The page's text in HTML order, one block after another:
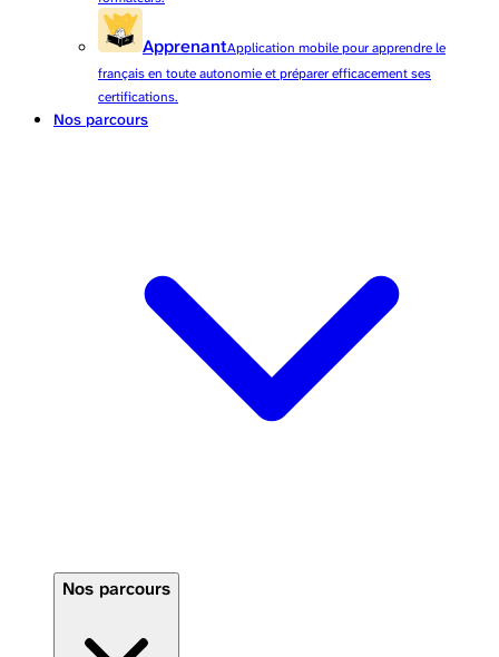
ApprenantApplication mobile pour apprendre le
français en toute autonomie et préparer efficacement ses
certifications.
Nos parcours
Nos parcours